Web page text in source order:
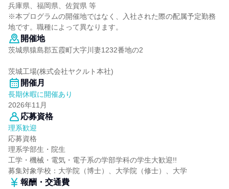
兵庫県、福岡県、佐賀県 等
※本プログラムの開催地ではなく、入社された際の配属予定勤務
地です。職種によって異なります。
開催地
茨城県猿島郡五霞町大字川妻1232番地の2
茨城工場(株式会社ヤクルト本社)
開催月
長期休暇に開催あり
2026年11月
応募資格
理系歓迎
応募資格
理系学部生・院生
工学・機械・電気・電子系の学部学科の学生大歓迎!!
募集対象学校：大学院（博士）、大学院（修士）、大学
報酬・交通費